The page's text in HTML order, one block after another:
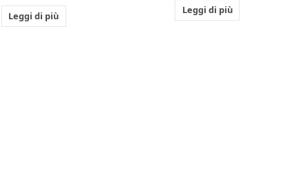
Leggi di più Leggi di più